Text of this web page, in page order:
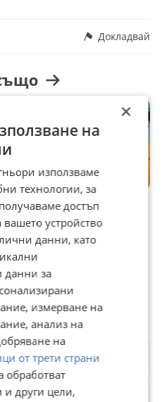
Докладвай
ПАРЦЕЛ,
Продава ПАРЦЕЛ,
гр. Пазарджик,
Устрем
50 005 €
×
на
използваме
технологии, за
достъп
устройство
данни, като
данни за
измерване на
анализ на
на
от трети страни
и други цели,